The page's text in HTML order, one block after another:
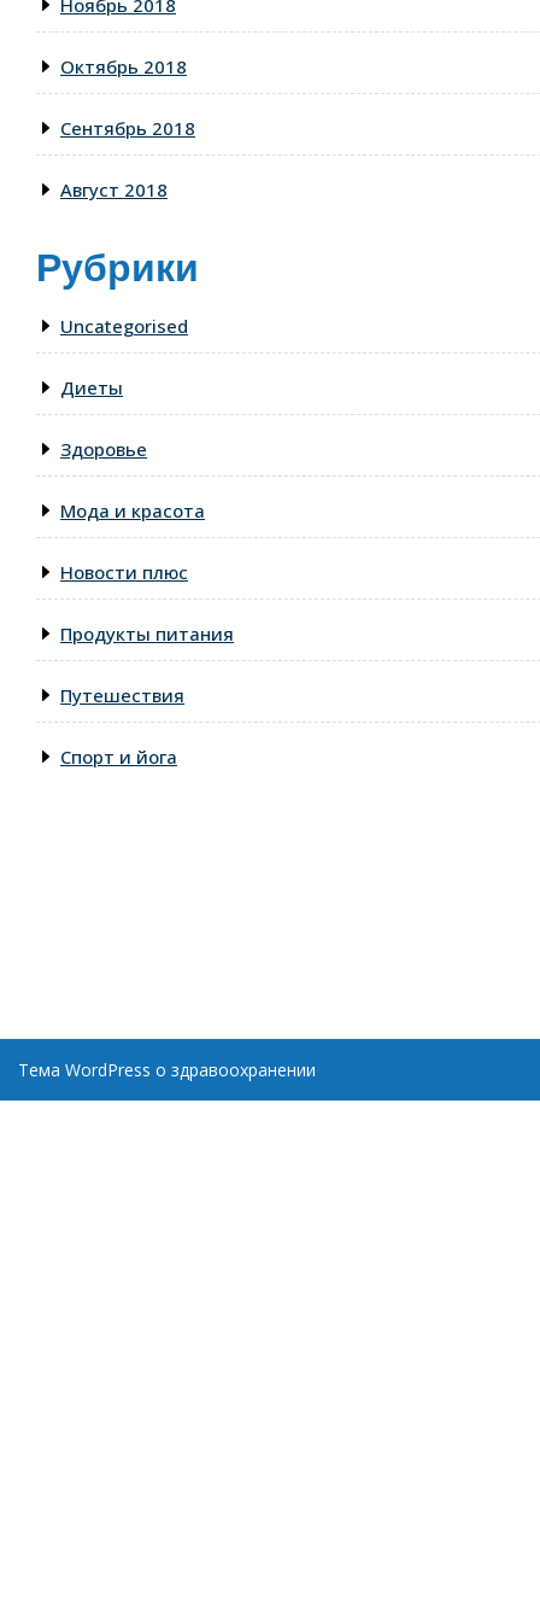
Ноябрь 2018
Октябрь 2018
Сентябрь 2018
Август 2018
Рубрики
Uncategorised
Диеты
Здоровье
Мода и красота
Новости плюс
Продукты питания
Путешествия
Спорт и йога
Тема WordPress о здравоохранении